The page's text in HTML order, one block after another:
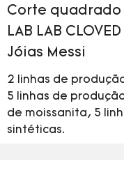
Corte quadrado
LAB LAB
Jóias Messi
2 linhas de
5 linhas de
de moissanita, 5
sintéticas.